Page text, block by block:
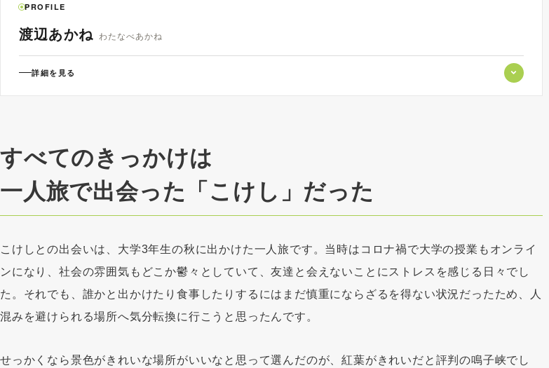
PROFILE
渡辺あかね わたなべあかね
詳細を見る
岡崎靖男師匠の弟子として、鳴子こけし工人見習い修業を開始。2026年3月には、地域おこし協力隊の任期
満了。同年4月には、宮城県鳴子温泉に「こけしや茜」をオープン。
こけしや茜 https://kokeshiya-akane.com/
こけしや茜（X）https://x.com/akane_naruko
すべてのきっかけは
一人旅で出会った「こけし」だった
こけしとの出会いは、大学3年生の秋に出かけた一人旅です。当時はコロナ禍で大学の授業もオンライ
ンになり、社会の雰囲気もどこか鬱々としていて、友達と会えないことにストレスを感じる日々でし
た。それでも、誰かと出かけたり食事したりするにはまだ慎重にならざるを得ない状況だったため、人
混みを避けられる場所へ気分転換に行こうと思ったんです。
せっかくなら景色がきれいな場所がいいなと思って選んだのが、紅葉がきれいだと評判の鳴子峡でし